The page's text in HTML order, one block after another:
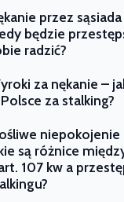
przez sąsiada
będzie
radzić?
za nękanie –
za stalking?
niepokojenie
są różnice
107 kw a